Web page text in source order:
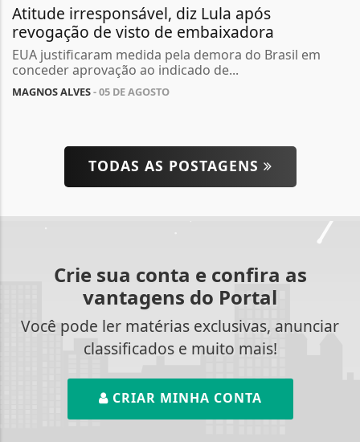
Atitude irresponsável, diz Lula após
revogação de visto de embaixadora
EUA justificaram medida pela demora do Brasil em
conceder aprovação ao indicado de...
MAGNOS ALVES- 05 DE AGOSTO
TODAS AS POSTAGENS
Crie sua conta e confira as
vantagens do Portal
Você pode ler matérias exclusivas, anunciar
classificados e muito mais!
CRIAR MINHA CONTA